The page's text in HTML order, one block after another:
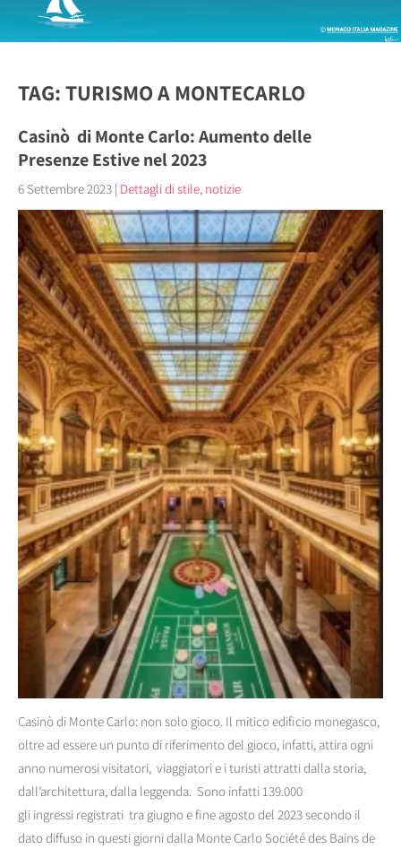
TAG: TURISMO A MONTECARLO
Casinò di Monte Carlo: Aumento delle
Presenze Estive nel 2023
6 Settembre 2023 | Dettagli di stile, notizie
Casinò di Monte Carlo: non solo gioco. Il mitico edificio monegasco,
oltre ad essere un punto di riferimento del gioco, infatti, attira ogni
anno numerosi visitatori, viaggiatori e i turisti attratti dalla storia,
dall’architettura, dalla leggenda. Sono infatti 139.000
gli ingressi registrati tra giugno e fine agosto del 2023 secondo il
dato diffuso in questi giorni dalla Monte Carlo Société des Bains de